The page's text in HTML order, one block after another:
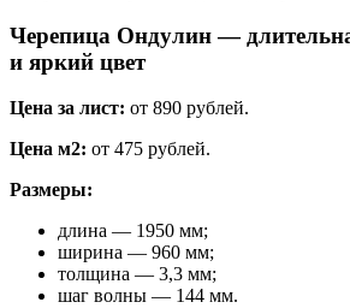
Черепица Ондулин —
и яркий цвет
Цена за лист: от 890 рублей.
Цена м2: от 475 рублей.
Размеры:
длина — 1950 мм;
ширина — 960 мм;
толщина — 3,3 мм;
шаг волны — 144 мм.